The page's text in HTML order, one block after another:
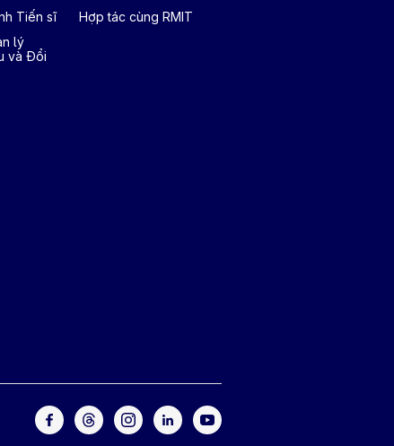
Tiến sĩ
lý
và Đổi
Hợp tác cùng RMIT